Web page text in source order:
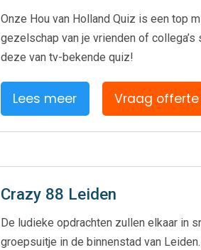
Onze Hou van Holland Quiz is een top
gezelschap van je vrienden of
deze van tv-bekende quiz!
Lees meer Vraag
Crazy 88 Leiden
De ludieke opdrachten zullen elkaar in
groepsuitje in de binnenstad van Leiden.